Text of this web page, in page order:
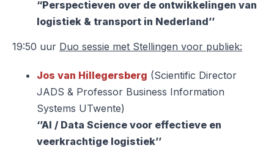
“Perspectieven over de ontwikkelingen van
logistiek & transport in Nederland’’
19:50 uur Duo sessie met Stellingen voor publiek:
Jos van Hillegersberg (Scientific Director
JADS & Professor Business Information
Systems UTwente)
‘’AI / Data Science voor effectieve en
veerkrachtige logistiek’’